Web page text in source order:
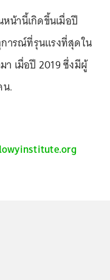
น้านี้เกิดขึ้นเมื่อปี
ารณ์ที่รุนแรงที่สุดใน
เมื่อปี 2019 ซึ่งมีผู้
.
lowyinstitute.org